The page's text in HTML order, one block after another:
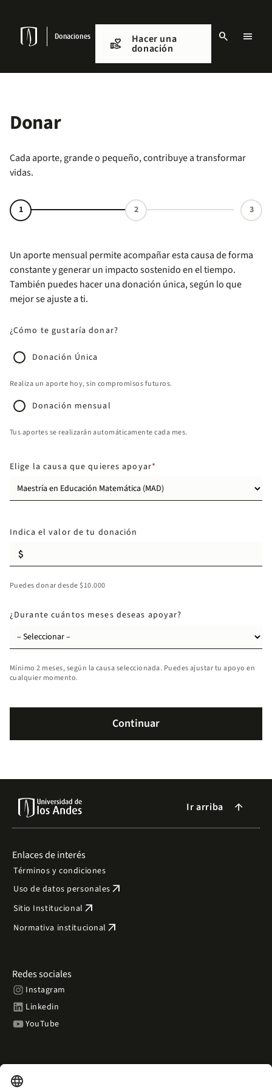
contenido
principal
Donaciones Volunteer_Activism Hacer una
donación
search menu
Donar
Cada aporte, grande o pequeño, contribuye a transformar
vidas.
Un aporte mensual permite acompañar esta causa de forma
constante y generar un impacto sostenido en el tiempo.
También puedes hacer una donación única, según lo que
mejor se ajuste a ti.
¿Cómo te gustaría donar?
Donación Única
Realiza un aporte hoy, sin compromisos futuros.
Donación mensual
Tus aportes se realizarán automáticamente cada mes.
Elige la causa que quieres apoyar
Indica el valor de tu donación
Puedes donar desde $10.000
¿Durante cuántos meses deseas apoyar?
Mínimo 2 meses, según la causa seleccionada. Puedes ajustar tu apoyo en
cualquier momento.
Ir arriba arrow_forward
Enlaces de interés
Términos y condiciones
Uso de datos personales arrow_outward
Sitio Institucional arrow_outward
Normativa institucional arrow_outward
Redes sociales
Instagram
Linkedin
YouTube
place